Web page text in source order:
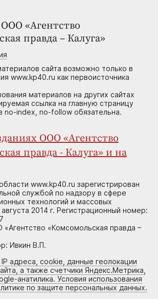
ООО «Агентство
правда – Калуга»
сайта возможно только в
www.kp40.ru как первоисточника
материалов на других сайтах
ссылка на главную страницу
no-index, no-follow обязательна.
ООО «Агентство
правда - Калуга» и на
www.kp40.ru зарегистрирован
службой по надзору в сфере
технологий и массовых
2014 г. Регистрационный номер:
«Комсомольская правда –
Ивкин В.П.
адреса, cookie, данные геолокации
а также счетчики Яндекс.Метрика,
анатилика. Условия использования
по защите персональных данных.